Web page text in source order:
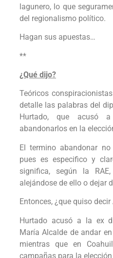
lagunero, lo que
del regionalismo político.
Hagan sus apuestas…
**
¿Qué dijo?
Teóricos
detalle las palabras del
Hurtado, que acusó
abandonarlos en la
El termino abandonar no
pues es especifico y
significa, según la
alejándose de ello o dejar
Entonces, ¿que quiso decir
Hurtado acusó a la ex
María Alcalde de andar
mientras que en
campañas para la